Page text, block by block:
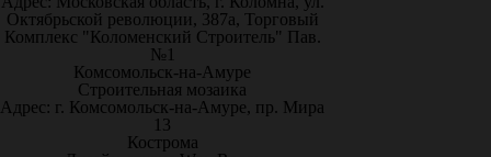
Октябрьской революции, 387а, Торговый
Комплекс "Коломенский Строитель" Пав.
№1
Комсомольск-на-Амуре
Строительная мозаика
Адрес: г. Комсомольск-на-Амуре, пр. Мира
13
Кострома